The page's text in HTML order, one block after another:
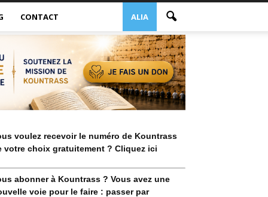
ALIA
CONTACT
voulez recevoir le numéro de Kountrass
votre choix gratuitement ? Cliquez ici
abonner à Kountrass ? Vous avez une
voie pour le faire : passer par